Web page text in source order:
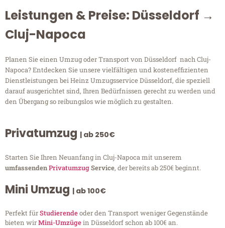
Leistungen & Preise: Düsseldorf →
Cluj-Napoca
Planen Sie einen Umzug oder Transport von Düsseldorf nach Cluj-
Napoca? Entdecken Sie unsere vielfältigen und kosteneffizienten
Dienstleistungen bei Heinz Umzugsservice Düsseldorf, die speziell
darauf ausgerichtet sind, Ihren Bedürfnissen gerecht zu werden und
den Übergang so reibungslos wie möglich zu gestalten.
Privatumzug | ab 250€
Starten Sie Ihren Neuanfang in Cluj-Napoca mit unserem
umfassendenPrivatumzugService, der bereits ab 250€ beginnt.
Mini Umzug | ab 100€
Perfekt fürStudierendeoder den Transport weniger Gegenstände
bieten wirMini-Umzügein Düsseldorf schon ab 100€ an.